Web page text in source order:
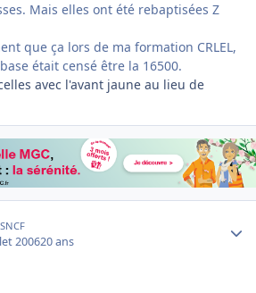
Mais elles ont été rebaptisées Z
que ça lors de ma formation CRLEL,
était censé être la 16500.
avec l'avant jaune au lieu de
200620 ans